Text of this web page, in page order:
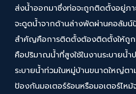
ส่งน้ำออกมาซึ่งท่อจะถูกติดตั้งอยู่ภ
จะดูดน้ำจากด้านล่างพัดผ่านคอลัม
สำคัญคือการติดตั้งต้องติดตั้งให้ถู
คือปริมาณน้ำที่สูงใช้ในงานระบายน้ำ
ระบายน้ำท่วมในหมู่บ้านขนาดใหญ่ตา
ป้องกันมอเตอร์ร้อนหรือมอเตอร์ไ